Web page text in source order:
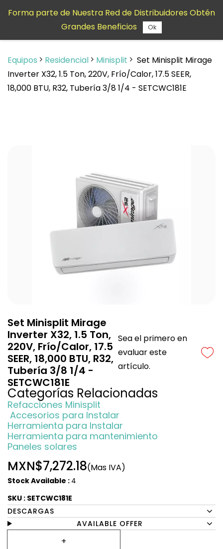
contenido
Equipos Residencial Minisplit
Set Minisplit Mirage
Inverter X32, 1.5 Ton, 220V, Frío/Calor, 17.5 SEER,
18,000 BTU, R32, Tubería 3/8 1/4 - SETCWC181E
Set Minisplit Mirage
Inverter X32, 1.5 Ton,
220V, Frío/Calor, 17.5
SEER, 18,000 BTU, R32,
Tubería 3/8 1/4 -
SETCWC181E
Sea el primero en
evaluar este
artículo.
Categorías Relacionadas
Refacciones Minisplit
Accesorios para Instalar
Herramienta para Instalar
Herramienta para mantenimiento
Paneles solares
MXN$7,272.18(Mas IVA)
Stock Available : 4
SKU : SETCWC181E
DESCARGAS
AVAILABLE OFFER
Forma parte de Nuestra Red de Distribuidores Obtén
Grandes Beneficios
Ok